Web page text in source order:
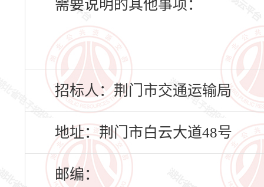
需要说明的其他事项：
招标人：荆门市交通运输局
地址：荆门市白云大道48号
邮编：